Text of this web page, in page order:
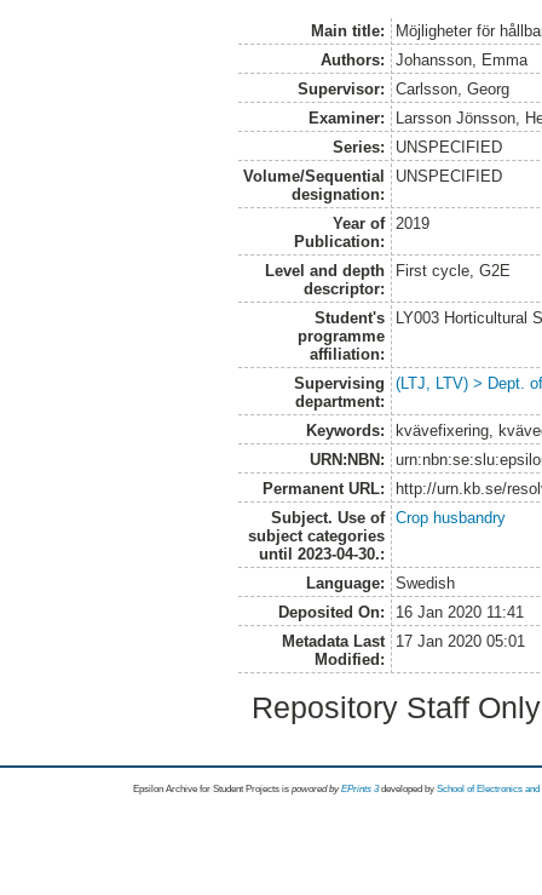
Main title:
Möjligheter för
Authors:
Johansson, Emma
Supervisor:
Carlsson, Georg
Examiner:
Larsson Jönsson,
Series:
UNSPECIFIED
Volume/Sequential
designation:
UNSPECIFIED
Year of
Publication:
2019
Level and depth
descriptor:
First cycle, G2E
Student's
programme
affiliation:
LY003 Horticultural
Supervising
department:
(LTJ, LTV) > Dept.
Keywords:
kvävefixering,
URN:NBN:
Permanent URL:
http://urn.kb.se/
Subject. Use of
subject categories
until 2023-04-30.:
Crop husbandry
Language:
Swedish
Deposited On:
16 Jan 2020 11:41
Metadata Last
Modified:
17 Jan 2020 05:01
Repository Staff
Epsilon Archive for Student Projects is powored byEPrints 3 developed by School of Electronics